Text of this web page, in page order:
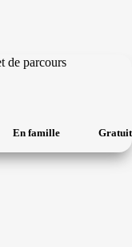
de parcours
En famille Gratuit